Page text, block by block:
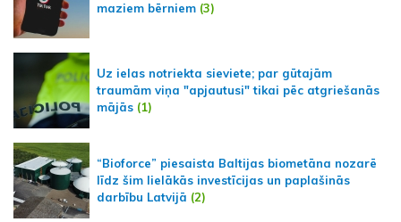
maziem bērniem (3)
Uz ielas notriekta sieviete; par gūtajām
traumām viņa "apjautusi" tikai pēc atgriešanās
mājās (1)
“Bioforce” piesaista Baltijas biometāna nozarē
līdz šim lielākās investīcijas un paplašinās
darbību Latvijā (2)